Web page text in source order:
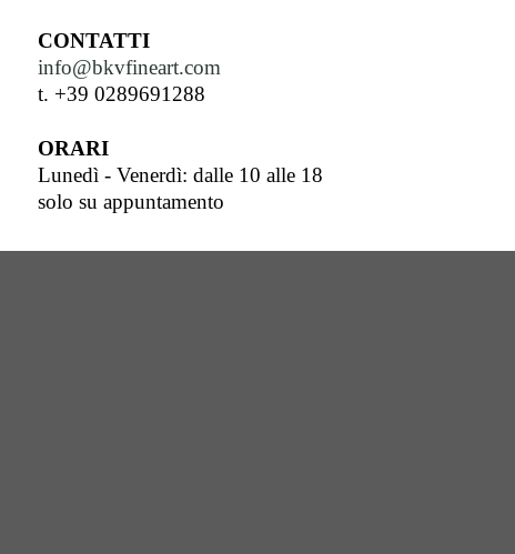
CONTATTI
info@bkvfineart.com
t. +39 0289691288
ORARI
Lunedì - Venerdì: dalle 10 alle 18
solo su appuntamento